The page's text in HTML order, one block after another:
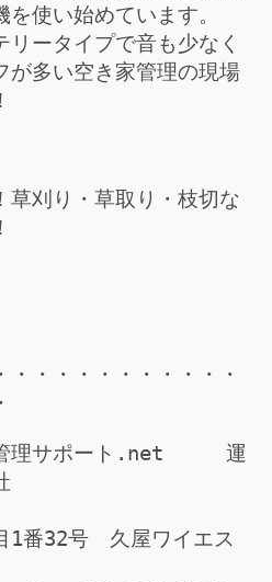
使い始めています。
ータイプで音も少なく
が多い空き家管理の現場
草刈り・草取り・枝切な
・・・・・・・・・・・
管理サポート.net 運
1番32号 久屋ワイエス